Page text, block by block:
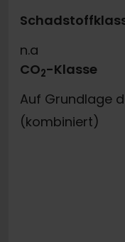
n.a
CO2-Klasse
Auf Grundlage
(kombiniert)